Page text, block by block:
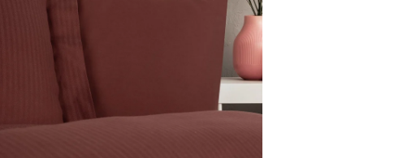
modda açın